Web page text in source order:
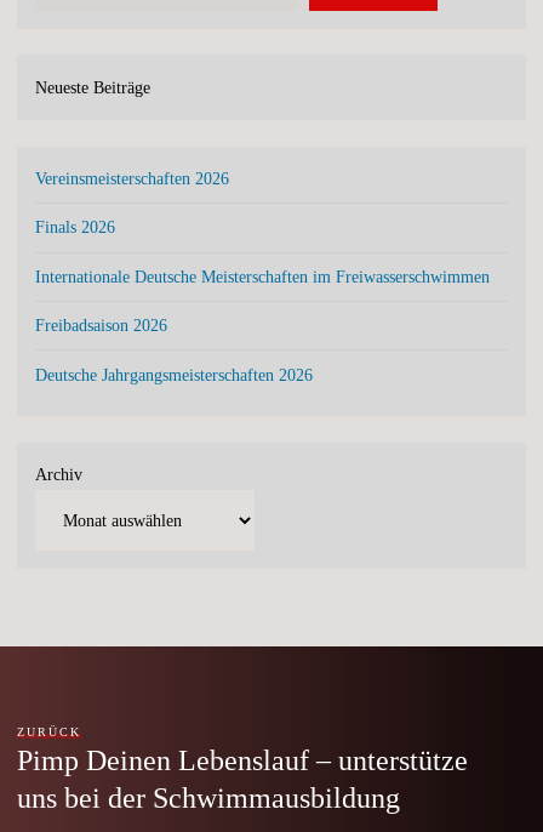
Neueste Beiträge
Vereinsmeisterschaften 2026
Finals 2026
Internationale Deutsche Meisterschaften im Freiwasserschwimmen
Freibadsaison 2026
Deutsche Jahrgangsmeisterschaften 2026
Archiv
ZURÜCK
Pimp Deinen Lebenslauf – unterstütze
uns bei der Schwimmausbildung